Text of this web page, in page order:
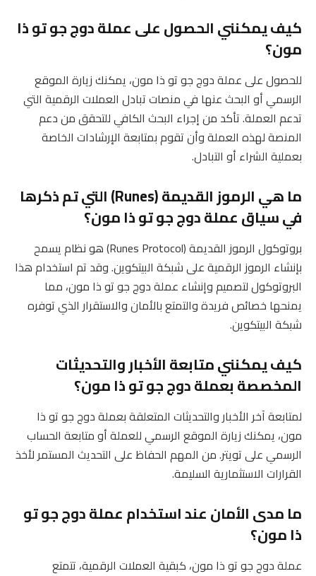
كيف يمكنني الحصول على عملة دوج جو تو ذا
مون؟
للحصول على عملة دوج جو تو ذا مون، يمكنك زيارة الموقع
الرسمي أو البحث عنها في منصات تبادل العملات الرقمية التي
تدعم العملة. تأكد من إجراء البحث الكافي للتحقق من دعم
المنصة لهذه العملة وأن تقوم بمتابعة الإرشادات الخاصة
بعملية الشراء أو التبادل.
ما هي الرموز القديمة (Runes) التي تم ذكرها
في سياق عملة دوج جو تو ذا مون؟
بروتوكول الرموز القديمة (Runes Protocol) هو نظام يسمح
بإنشاء الرموز الرقمية على شبكة البيتكوين. وقد تم استخدام هذا
البروتوكول لتصميم وإنشاء عملة دوج جو تو ذا مون، مما
يمنحها خصائص فريدة والتمتع بالأمان والاستقرار الذي توفره
شبكة البيتكوين.
كيف يمكنني متابعة الأخبار والتحديثات
المخصصة بعملة دوج جو تو ذا مون؟
لمتابعة آخر الأخبار والتحديثات المتعلقة بعملة دوج جو تو ذا
مون، يمكنك زيارة الموقع الرسمي للعملة أو متابعة الحساب
الرسمي على تويتر. من المهم الحفاظ على التحديث المستمر لأخذ
القرارات الاستثمارية السليمة.
ما مدى الأمان عند استخدام عملة دوج جو تو
ذا مون؟
عملة دوج جو تو ذا مون، كبقية العملات الرقمية، تتمتع